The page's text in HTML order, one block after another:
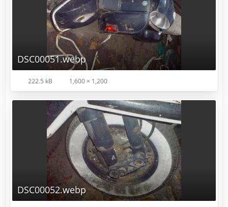
DSC00051.webp
222.5 kB 1,600 × 1,200
DSC00052.webp